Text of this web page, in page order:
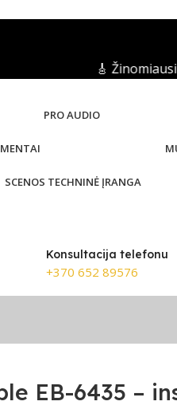
🎸 Žinomiausi
PRO AUDIO
SCENOS TECHNINĖ ĮRANGA
Konsultacija telefonu
+370 652 89576
EB-6435 –